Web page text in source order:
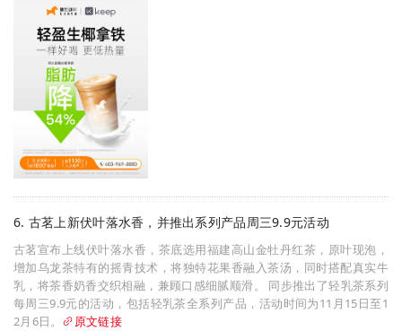
6. 古茗上新伏叶落水香，并推出系列产品周三9.9元活动
古茗宣布上线伏叶落水香，茶底选用福建高山金牡丹红茶，原叶现泡，
增加乌龙茶特有的摇青技术，将独特花果香融入茶汤，同时搭配真实牛
乳，将茶香奶香交织相融，兼顾口感细腻顺滑。 同步推出了轻乳茶系列
每周三9.9元的活动，包括轻乳茶全系列产品，活动时间为11月15日至1
2月6日。
原文链接